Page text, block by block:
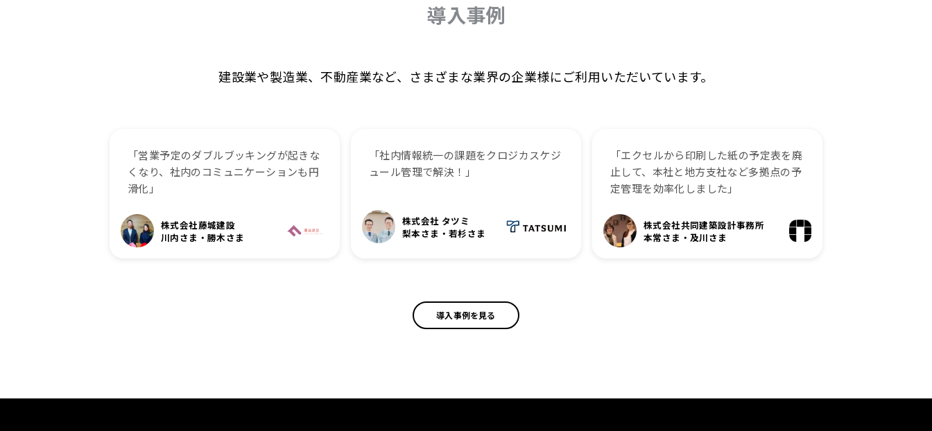
導入事例
建設業や製造業、不動産業など、さまざまな業界の企業様にご利用いただいています。
「営業予定のダブルブッキングが起きな
くなり、社内のコミュニケーションも円
滑化」
株式会社藤城建設
川内さま・勝木さま
「社内情報統一の課題をクロジカスケジ
ュール管理で解決！」
株式会社 タツミ
梨本さま・若杉さま
「エクセルから印刷した紙の予定表を廃
止して、本社と地方支社など多拠点の予
定管理を効率化しました」
株式会社共同建築設計事務所
本常さま・及川さま
導入事例を見る